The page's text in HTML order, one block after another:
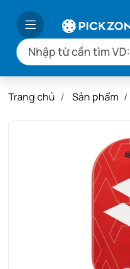
Trang chủ Sản phẩm